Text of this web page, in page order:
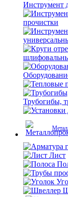
Инструмент
прочистки
Трубогибы,
Лист